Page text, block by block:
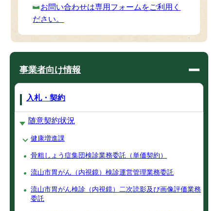
お問い合わせは専用フォームをご利用く
ださい。
事業者向け情報
入札・契約
随意契約状況
健康増進課
骨粗しょう症集団検診業務委託（単価契約）
流山市胃がん（内視鏡）検診運営管理業務委託
流山市胃がん検診（内視鏡）二次読影及び画像評価業務
委託